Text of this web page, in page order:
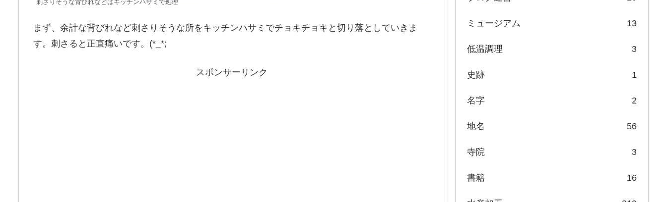
刺さりそうな背びれなどはキッチンハサミで処理
まず、余計な背びれなど刺さりそうな所をキッチンハサミでチョキチョキと切り落としていきま
す。刺さると正直痛いです。(*_*;
スポンサーリンク
ミュージアム 13
低温調理 3
史跡 1
名字 2
地名 56
寺院 3
書籍 16